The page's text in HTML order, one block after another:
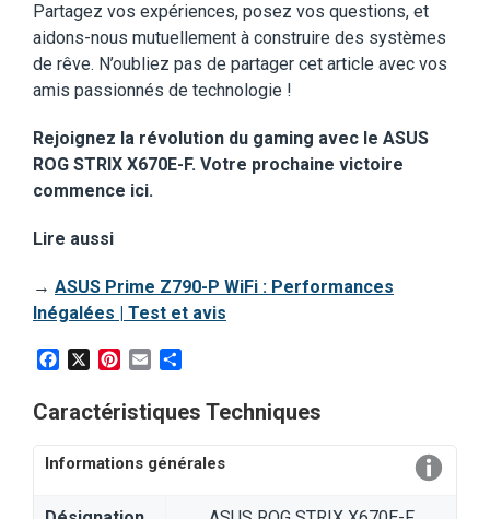
Partagez vos expériences, posez vos questions, et
aidons-nous mutuellement à construire des systèmes
de rêve. N’oubliez pas de partager cet article avec vos
amis passionnés de technologie !
Rejoignez la révolution du gaming avec le ASUS
ROG STRIX X670E-F. Votre prochaine victoire
commence ici.
Lire aussi
→ ASUS Prime Z790-P WiFi : Performances
Inégalées | Test et avis
FacebookPinterest
Email
Caractéristiques Techniques
Informations générales